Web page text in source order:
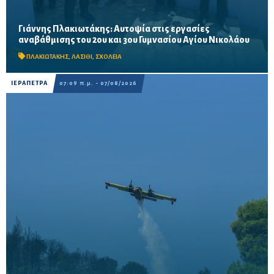
Γιάννης Πλακιωτάκης: Αυτοψία στις εργασίες
αναβάθμισης του 2ου και 3ου Γυμνασίου Αγίου Νικολάου
ΠΛΑΚΙΩΤΑΚΗΣ, ΛΑΣΙΘΙ, ΣΧΟΛΕΙΑ
Οι παρεμβάσεις του προγράμματος «Μαριέττα Γιαννάκου»
αναμένεται να ολοκληρωθούν πριν από τη νέα σχολική χρονιά –
Προβλέπονται ανακαινίσεις αιθουσών, αύλειων και...
ΙΕΡΑΠΕΤΡΑ 07:09 π.μ. - 07/08/2026